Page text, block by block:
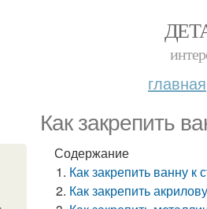
главная
Как закрепить
Содержание
Как закрепить ванну
Как закрепить